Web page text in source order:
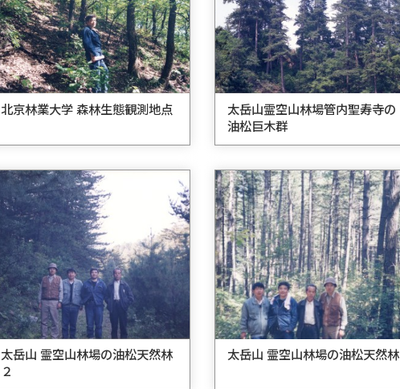
北京林業大学 森林生態観測地点
太岳山霊空山林場管内聖寿寺の
油松巨木群
太岳山 霊空山林場の油松天然林
２
太岳山 霊空山林場の油松天然林